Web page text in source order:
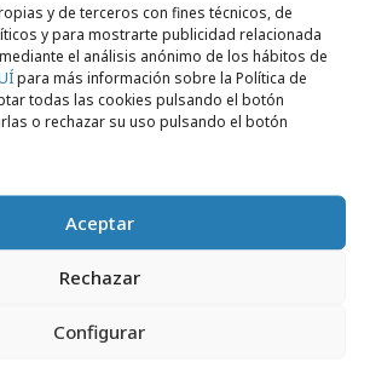
y de terceros con fines técnicos, de
y para mostrarte publicidad relacionada
el análisis anónimo de los hábitos de
para más información sobre la Política de
todas las cookies pulsando el botón
o rechazar su uso pulsando el botón
Aceptar
Rechazar
Configurar
no perfiles
lógica de las audiencias